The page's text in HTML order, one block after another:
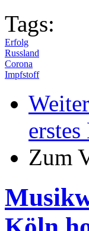
Tags:
Erfolg
Russland
Corona
Impfstoff
Zum